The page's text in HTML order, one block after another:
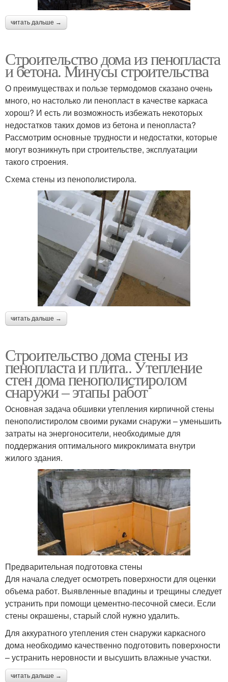
читать дальше →
Строительство дома из пенопласта
и бетона. Минусы строительства
О преимуществах и пользе термодомов сказано очень
много, но настолько ли пенопласт в качестве каркаса
хорош? И есть ли возможность избежать некоторых
недостатков таких домов из бетона и пенопласта?
Рассмотрим основные трудности и недостатки, которые
могут возникнуть при строительстве, эксплуатации
такого строения.
Схема стены из пенополистирола.
читать дальше →
Строительство дома стены из
пенопласта и плита.. Утепление
стен дома пенополистиролом
снаружи – этапы работ
Основная задача обшивки утепления кирпичной стены
пенополистиролом своими руками снаружи – уменьшить
затраты на энергоносители, необходимые для
поддержания оптимального микроклимата внутри
жилого здания.
Предварительная подготовка стены
Для начала следует осмотреть поверхности для оценки
объема работ. Выявленные впадины и трещины следует
устранить при помощи цементно-песочной смеси. Если
стены окрашены, старый слой нужно удалить.
Для аккуратного утепления стен снаружи каркасного
дома необходимо качественно подготовить поверхности
– устранить неровности и высушить влажные участки.
читать дальше →